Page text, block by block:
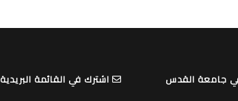
جامعة القدس
اشترك في القائمة البريدية